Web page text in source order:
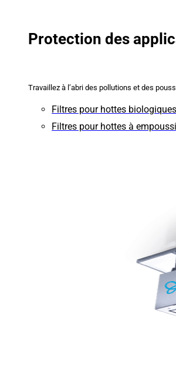
Protection des
Travaillez à l’abri des pollutions et des
Filtres pour hottes biologiques
Filtres pour hottes à